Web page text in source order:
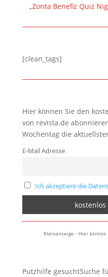
„Zonta Benefiz Quiz
[clean_tags]
Hier können Sie den
von revista.de
Wochentag die
E-Mail Adresse
Ich akzeptiere die
Kleinanzeige - Hier
Putzhilfe gesuchtSuche